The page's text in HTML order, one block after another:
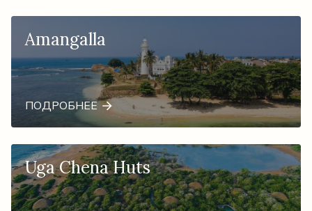
Amangalla
ПОДРОБНЕЕ
Uga Chena Huts